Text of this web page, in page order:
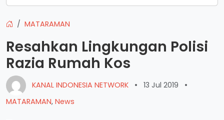
MATARAMAN
Resahkan Lingkungan Polisi
Razia Rumah Kos
KANAL INDONESIA NETWORK • 13 Jul 2019
•
MATARAMAN, News